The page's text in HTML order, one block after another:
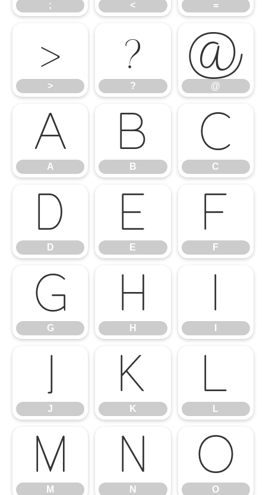
; < =
>
>
?
?
@
@
A
A
B
B
C
C
D
D
E
E
F
F
G
G
H
H
I
J
K
K
L
L
M
M
N
N
O
O